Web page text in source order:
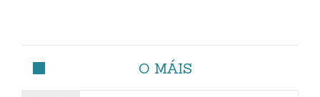
O MÁIS